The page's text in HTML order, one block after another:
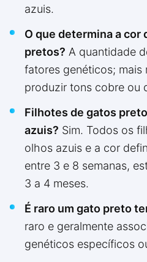
azuis.
O que determina a cor
pretos? A quantidade
fatores genéticos; mais
produzir tons cobre ou
Filhotes de gatos
azuis? Sim. Todos os
olhos azuis e a cor
entre 3 e 8 semanas,
3 a 4 meses.
É raro um gato preto
raro e geralmente
genéticos específicos